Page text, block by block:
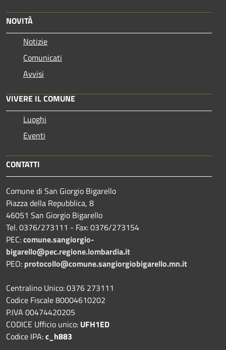
NOVITÀ
Notizie
Comunicati
Avvisi
VIVERE IL COMUNE
Luoghi
Eventi
CONTATTI
Comune di San Giorgio Bigarello
Piazza della Repubblica, 8
46051 San Giorgio Bigarello
Tel. 0376/273111 - Fax: 0376/273154
PEC:comune.sangiorgio-
bigarello@pec.regione.lombardia.it
PEO: protocollo@comune.sangiorgiobigarello.mn.it
Centralino Unico: 0376 273111
Codice Fiscale 80004610202
P.IVA 00474420205
CODICE Ufficio unico: UFH1ED
Codice IPA:c_h883